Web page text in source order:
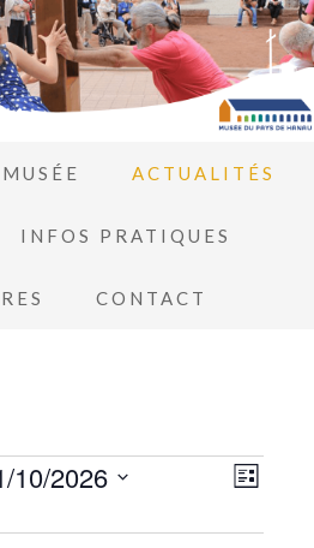
ACTUALITÉS
INFOS PRATIQUES
CONTACT
par
LISTE
10/2026